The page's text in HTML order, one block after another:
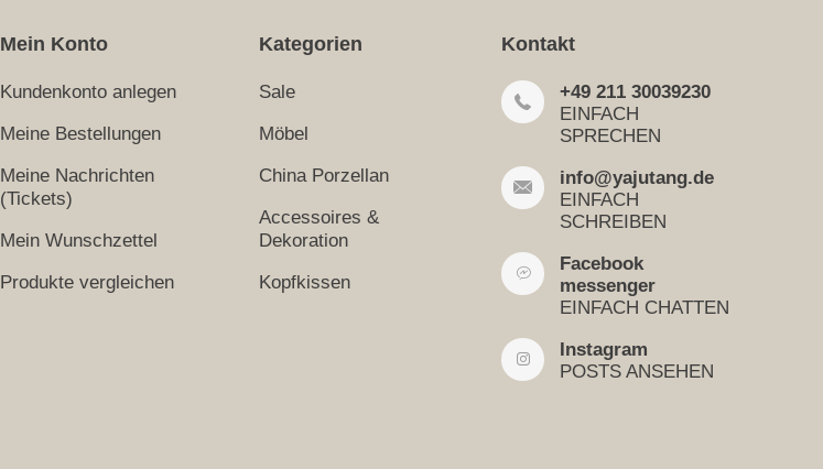
Mein Konto
Kundenkonto anlegen
Meine Bestellungen
Meine Nachrichten
(Tickets)
Mein Wunschzettel
Produkte vergleichen
Kategorien
Sale
Möbel
China Porzellan
Accessoires &
Dekoration
Kopfkissen
Kontakt
+49 211 30039230
EINFACH
SPRECHEN
info@yajutang.de
EINFACH
SCHREIBEN
Facebook
messenger
EINFACH CHATTEN
Instagram
POSTS ANSEHEN